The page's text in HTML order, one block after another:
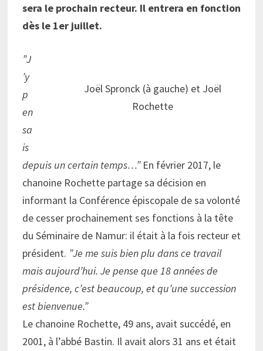
sera le prochain recteur. Il entrera en fonction
dès le 1er juillet.
Joël Spronck (à gauche) et Joël
Rochette
”J
’y
p
en
sa
is
depuis un certain temps…”En février 2017, le
chanoine Rochette partage sa décision en
informant la Conférence épiscopale de sa volonté
de cesser prochainement ses fonctions à la tête
du Séminaire de Namur: il était à la fois recteur et
président. ”Je me suis bien plu dans ce travail
mais aujourd’hui. Je pense que 18 années de
présidence, c’est beaucoup, et qu’une succession
est bienvenue.”
Le chanoine Rochette, 49 ans, avait succédé, en
2001, à l’abbé Bastin. Il avait alors 31 ans et était